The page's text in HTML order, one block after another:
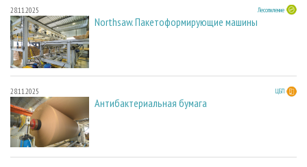
28.11.2025 Лесопиление
Northsaw. Пакетоформирующие машины
28.11.2025 ЦБП
Антибактериальная бумага